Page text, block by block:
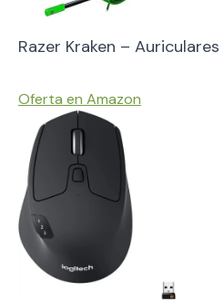
Razer Kraken – Auriculares
Oferta en Amazon